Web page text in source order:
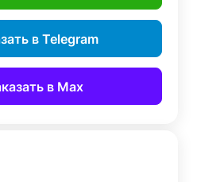
в Telegram
в Max